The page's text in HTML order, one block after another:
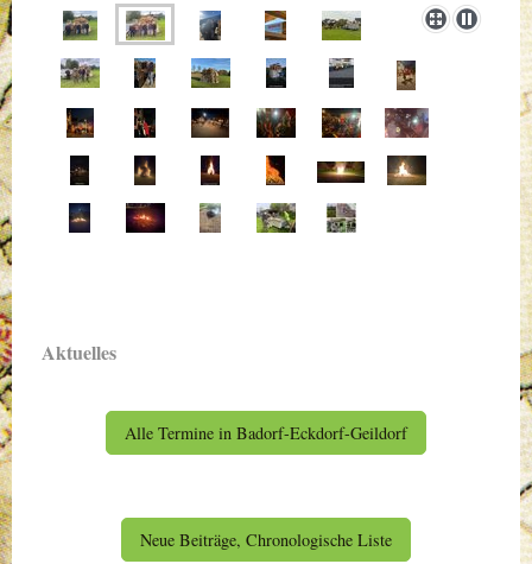
Aktuelles
Alle Termine in Badorf-Eckdorf-Geildorf
Neue Beiträge, Chronologische Liste